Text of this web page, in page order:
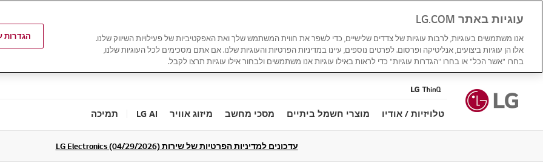
טלויזיות / אודיו מוצרי חשמל ביתיים מסכי מחשב מיזוג אוויר LG AI תמיכה
עדכונים למדיניות הפרטיות של שירות LG Electronics (04/29/2026)
עוגיות באתר LG.COM
אנו משתמשים בעוגיות, לרבות עוגיות של צדדים שלישיים, כדי לשפר את חווית המשתמש שלך ואת האפקטיביות של פעילויות השיווק שלנו.
אלו הן עוגיות ביצועים, אנליטיקה ופרסום. לפרטים נוספים, עיינו במדיניות הפרטיות והעוגיות שלנו. אם אתם מסכימים לכל העוגיות שלנו,
בחרו "אשר הכל" או בחרו "הגדרות עוגיות" כדי לראות באילו עוגיות אנו משתמשים ולבחור אילו עוגיות תרצו לקבל.
הגדרות